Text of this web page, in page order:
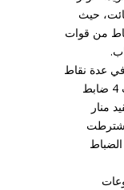
حيث
أهلية مسلحة 4 ضباط من قوات
أهلية في عدة نقاط
على طريق دمشق السويداء، واحتجزت 4 ضابط
منار